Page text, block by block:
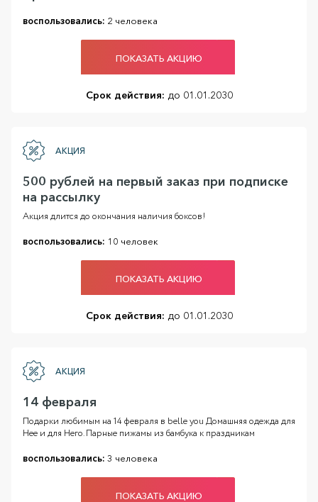
воспользовались: 2 человека
ПОКАЗАТЬ АКЦИЮ
Срок действия: до 01.01.2030
АКЦИЯ
500 рублей на первый заказ при подписке
на рассылку
Акция длится до окончания наличия боксов!
воспользовались: 10 человек
ПОКАЗАТЬ АКЦИЮ
Срок действия: до 01.01.2030
АКЦИЯ
14 февраля
Подарки любимым на 14 февраля в belle you Домашняя одежда для
Нее и для Него. Парные пижамы из бамбука к праздникам
воспользовались: 3 человека
ПОКАЗАТЬ АКЦИЮ